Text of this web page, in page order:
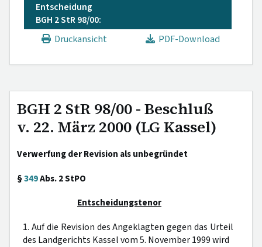
Entscheidung
BGH 2 StR 98/00:
Druckansicht
PDF-Download
BGH 2 StR 98/00 - Beschluß
v. 22. März 2000 (LG Kassel)
Verwerfung der Revision als unbegründet
§349Abs. 2 StPO
Entscheidungstenor
1. Auf die Revision des Angeklagten gegen das Urteil
des Landgerichts Kassel vom 5. November 1999 wird